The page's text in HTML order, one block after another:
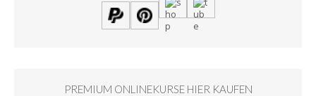
PREMIUM ONLINEKURSE HIER KAUFEN